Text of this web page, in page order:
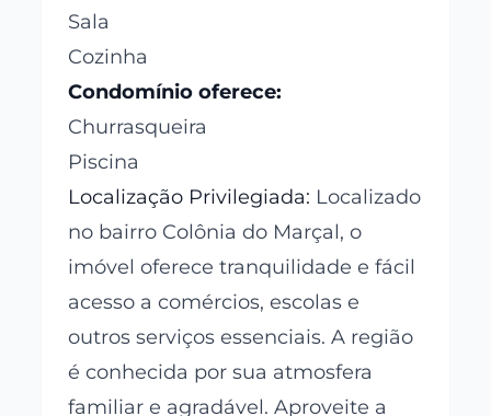
Sala
Cozinha
Condomínio oferece:
Churrasqueira
Piscina
Localização Privilegiada: Localizado
no bairro Colônia do Marçal, o
imóvel oferece tranquilidade e fácil
acesso a comércios, escolas e
outros serviços essenciais. A região
é conhecida por sua atmosfera
familiar e agradável. Aproveite a